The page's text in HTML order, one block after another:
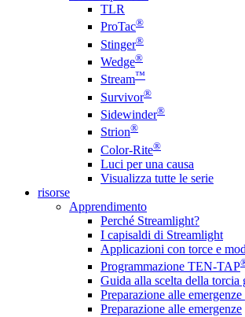
TLR
ProTac®
Stinger®
Wedge®
Stream™
Survivor®
Sidewinder®
Strion®
Color-Rite®
Luci per una causa
Visualizza tutte le serie
risorse
Apprendimento
Perché Streamlight?
I capisaldi di Streamlight
Applicazioni con torce e
Programmazione TEN-TAP
Guida alla scelta della torcia
Preparazione alle
Preparazione alle emergenze